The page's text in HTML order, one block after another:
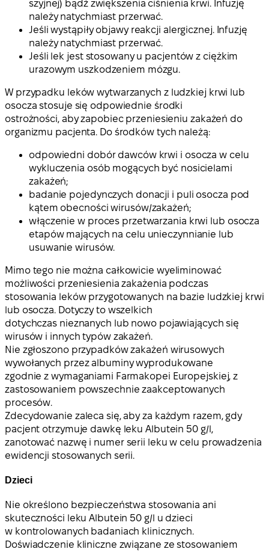
szyjnej) bądź zwiększenia ciśnienia krwi. Infuzję
należy natychmiast przerwać.
Jeśli wystąpiły objawy reakcji alergicznej. Infuzję
należy natychmiast przerwać.
Jeśli lek jest stosowany u pacjentów z ciężkim
urazowym uszkodzeniem mózgu.
W przypadku leków wytwarzanych z ludzkiej krwi lub
osocza stosuje się odpowiednie środki
ostrożności, aby zapobiec przeniesieniu zakażeń do
organizmu pacjenta. Do środków tych należą:
odpowiedni dobór dawców krwi i osocza w celu
wykluczenia osób mogących być nosicielami
zakażeń;
badanie pojedynczych donacji i puli osocza pod
kątem obecności wirusów/zakażeń;
włączenie w proces przetwarzania krwi lub osocza
etapów mających na celu unieczynnianie lub
usuwanie wirusów.
Mimo tego nie można całkowicie wyeliminować
możliwości przeniesienia zakażenia podczas
stosowania leków przygotowanych na bazie ludzkiej krwi
lub osocza. Dotyczy to wszelkich
dotychczas nieznanych lub nowo pojawiających się
wirusów i innych typów zakażeń.
Nie zgłoszono przypadków zakażeń wirusowych
wywołanych przez albuminy wyprodukowane
zgodnie z wymaganiami Farmakopei Europejskiej, z
zastosowaniem powszechnie zaakceptowanych
procesów.
Zdecydowanie zaleca się, aby za każdym razem, gdy
pacjent otrzymuje dawkę leku Albutein 50 g/l,
zanotować nazwę i numer serii leku w celu prowadzenia
ewidencji stosowanych serii.
Dzieci
Nie określono bezpieczeństwa stosowania ani
skuteczności leku Albutein 50 g/l u dzieci
w kontrolowanych badaniach klinicznych.
Doświadczenie kliniczne związane ze stosowaniem